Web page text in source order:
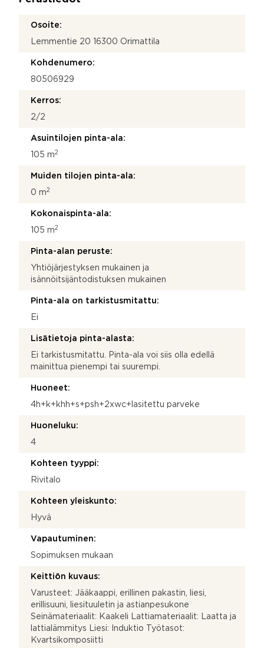
o
i
Osoite:
Lemmentie 20 16300 Orimattila
Kohdenumero:
80506929
Kerros:
2/2
Asuintilojen pinta-ala:
105 m2
Muiden tilojen pinta-ala:
0 m2
Kokonaispinta-ala:
105 m2
Pinta-alan peruste:
Yhtiöjärjestyksen mukainen ja
isännöitsijäntodistuksen mukainen
Pinta-ala on tarkistusmitattu:
Ei
Lisätietoja pinta-alasta:
Ei tarkistusmitattu. Pinta-ala voi siis olla edellä
mainittua pienempi tai suurempi.
Huoneet:
4h+k+khh+s+psh+2xwc+lasitettu parveke
Huoneluku:
4
Kohteen tyyppi:
Rivitalo
Kohteen yleiskunto:
Hyvä
Vapautuminen:
Sopimuksen mukaan
Keittiön kuvaus:
Varusteet: Jääkaappi, erillinen pakastin, liesi,
erillisuuni, liesituuletin ja astianpesukone
Seinämateriaalit: Kaakeli Lattiamateriaalit: Laatta ja
lattialämmitys Liesi: Induktio Työtasot:
Kvartsikomposiitti